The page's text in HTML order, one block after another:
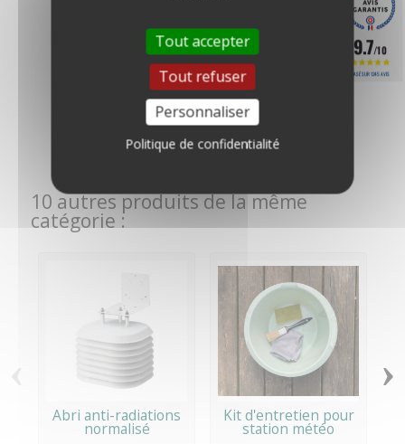
Adaptateur 220 Volts
pour Vantage Pro -...
39,00 €
10 autres produits de la même
catégorie :
Abri anti-radiations
normalisé
Kit d'entretien pour
station météo
›
9.7/10
BASÉ SUR 1245 AVIS
Tout accepter
Tout refuser
Personnaliser
Politique de confidentialité